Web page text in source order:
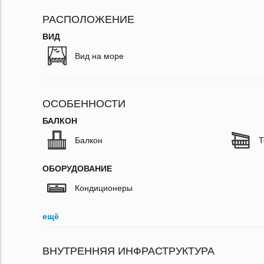
РАСПОЛОЖЕНИЕ
ВИД
Вид на море
ОСОБЕННОСТИ
БАЛКОН
Балкон
ОБОРУДОВАНИЕ
Кондиционеры
ещё
ВНУТРЕННЯЯ ИНФРАСТРУКТУРА